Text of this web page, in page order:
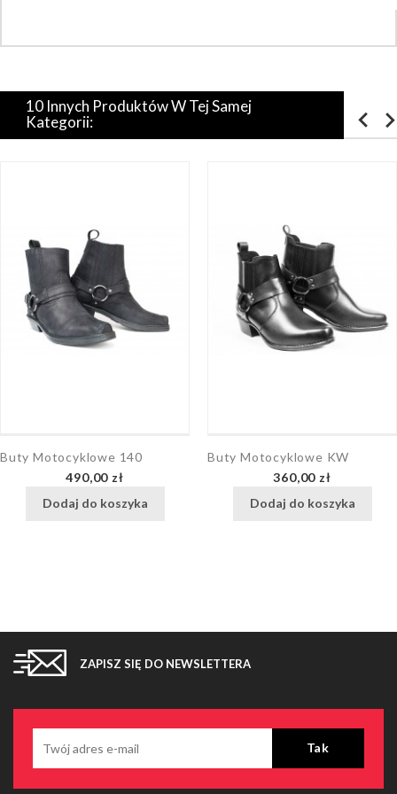
10 Innych Produktów W Tej Samej
Kategorii:
Buty Motocyklowe 140
Cena
490,00 zł
Dodaj do koszyka
Buty Motocyklowe KW
Cena
360,00 zł
Dodaj do koszyka
ZAPISZ SIĘ DO NEWSLETTERA